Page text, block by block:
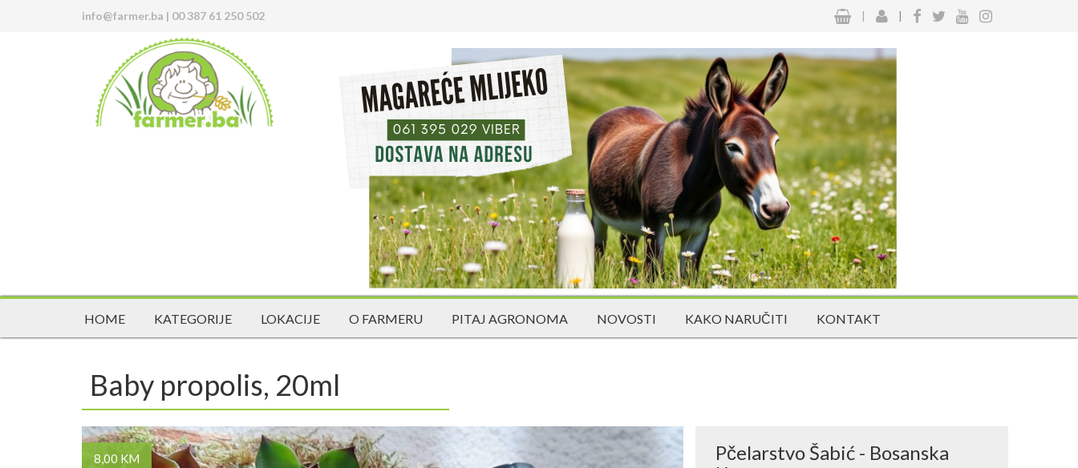
info@farmer.ba | 00 387 61 250 502 | |
HOME KATEGORIJE LOKACIJE O FARMERU PITAJ AGRONOMA NOVOSTI KAKO NARUČITI KONTAKT
Baby propolis, 20ml
8,00 KM
Pčelarstvo Šabić - Bosanska